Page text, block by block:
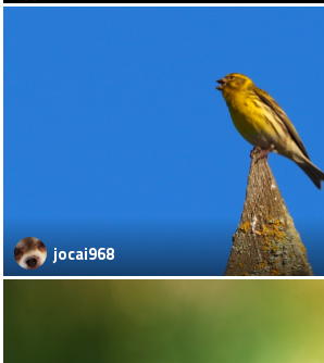
jocai968